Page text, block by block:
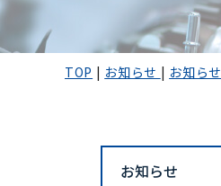
TOP | お知らせ | お知らせ
お知らせ